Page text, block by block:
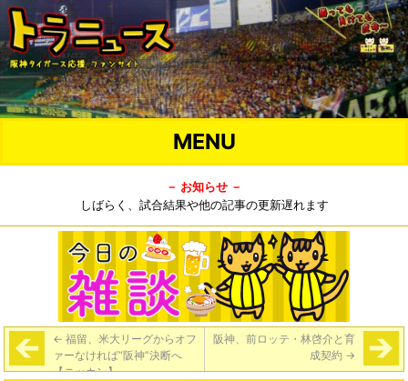
MENU
－ お知らせ －
しばらく、試合結果や他の記事の更新遅れます
← 福留、米大リーグからオフ
ァーなければ“阪神”決断へ
【ニッカン】
阪神、前ロッテ・林啓介と育
成契約 →